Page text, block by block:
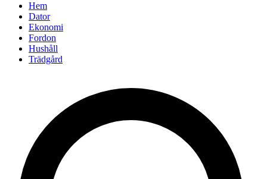
Hem
Dator
Ekonomi
Fordon
Hushåll
Trädgård